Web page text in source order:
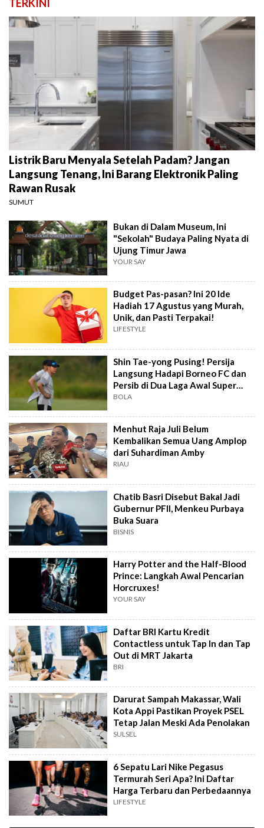
TERKINI
Listrik Baru Menyala Setelah Padam? Jangan
Langsung Tenang, Ini Barang Elektronik Paling
Rawan Rusak
SUMUT
Bukan di Dalam Museum, Ini
"Sekolah" Budaya Paling Nyata di
Ujung Timur Jawa
YOUR SAY
Budget Pas-pasan? Ini 20 Ide
Hadiah 17 Agustus yang Murah,
Unik, dan Pasti Terpakai!
LIFESTYLE
Shin Tae-yong Pusing! Persija
Langsung Hadapi Borneo FC dan
Persib di Dua Laga Awal Super
League
BOLA
Menhut Raja Juli Belum
Kembalikan Semua Uang Amplop
dari Suhardiman Amby
RIAU
Chatib Basri Disebut Bakal Jadi
Gubernur PFII, Menkeu Purbaya
Buka Suara
BISNIS
Harry Potter and the Half-Blood
Prince: Langkah Awal Pencarian
Horcruxes!
YOUR SAY
Daftar BRI Kartu Kredit
Contactless untuk Tap In dan Tap
Out di MRT Jakarta
BRI
Darurat Sampah Makassar, Wali
Kota Appi Pastikan Proyek PSEL
Tetap Jalan Meski Ada Penolakan
SULSEL
6 Sepatu Lari Nike Pegasus
Termurah Seri Apa? Ini Daftar
Harga Terbaru dan Perbedaannya
LIFESTYLE